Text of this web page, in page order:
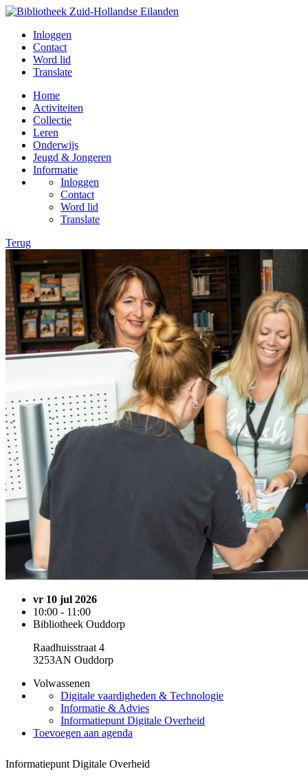
Inloggen
Contact
Word lid
Translate
Home
Activiteiten
Collectie
Leren
Onderwijs
Jeugd & Jongeren
Informatie
Inloggen
Contact
Word lid
Translate
Terug
vr 10 jul 2026
10:00 - 11:00
Bibliotheek Ouddorp
Raadhuisstraat 4
3253AN Ouddorp
Volwassenen
Digitale vaardigheden & Technologie
Informatie & Advies
Informatiepunt Digitale Overheid
Toevoegen aan agenda
Informatiepunt Digitale Overheid